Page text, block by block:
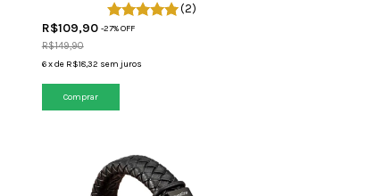
(2)
R$109,90 -27% OFF
R$149,90
6xde R$18,32 sem juros
Comprar